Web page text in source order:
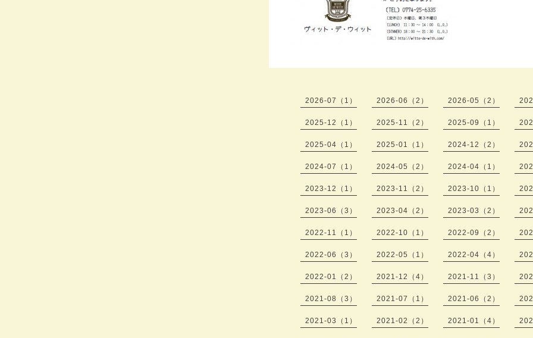
2026-07（1） 2026-06（2） 2026-05（2）
2025-12（1） 2025-11（2） 2025-09（1）
2025-04（1） 2025-01（1） 2024-12（2）
2024-07（1） 2024-05（2） 2024-04（1）
2023-12（1） 2023-11（2） 2023-10（1）
2023-06（3） 2023-04（2） 2023-03（2）
2022-11（1） 2022-10（1） 2022-09（2）
2022-06（3） 2022-05（1） 2022-04（4）
2022-01（2） 2021-12（4） 2021-11（3）
2021-08（3） 2021-07（1） 2021-06（2）
2021-03（1） 2021-02（2） 2021-01（4）